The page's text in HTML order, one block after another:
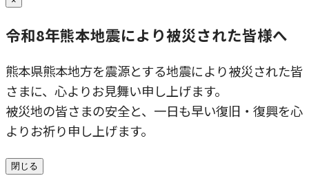
令和8年熊本地震により被災された皆様へ
熊本県熊本地方を震源とする地震により被災された皆
さまに、心よりお見舞い申し上げます。
被災地の皆さまの安全と、一日も早い復旧・復興を心
よりお祈り申し上げます。
閉じる